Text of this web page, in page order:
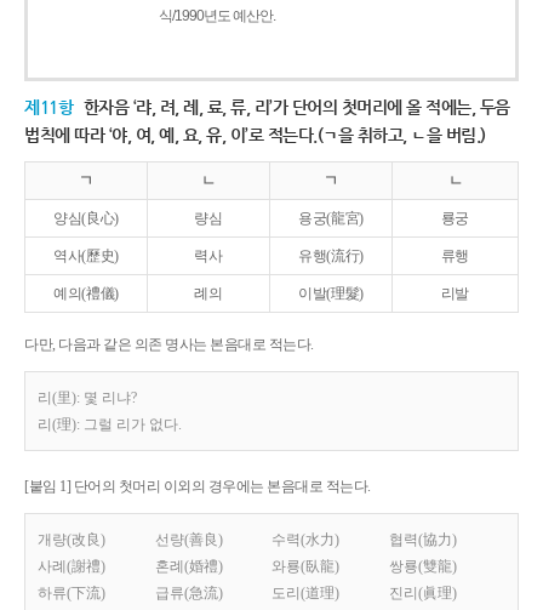
식/1990년도 예산안.
제11항 한자음 ‘랴, 려, 례, 료, 류, 리’가 단어의 첫머리에 올 적에는, 두음
법칙에 따라 ‘야, 여, 예, 요, 유, 이’로 적는다.(ㄱ을 취하고, ㄴ을 버림.)
ㄱ ㄴ ㄱ ㄴ
양심(良心) 량심 용궁(龍宮) 룡궁
역사(歷史) 력사 유행(流行) 류행
예의(禮儀) 례의 이발(理髮) 리발
다만, 다음과 같은 의존 명사는 본음대로 적는다.
리(里): 몇 리냐?
리(理): 그럴 리가 없다.
[붙임 1] 단어의 첫머리 이외의 경우에는 본음대로 적는다.
개량(改良) 선량(善良) 수력(水力)
협력(協力)
사례(謝禮)
혼례(婚禮) 와룡(臥龍)
쌍룡(雙龍)
하류(下流)
급류(急流) 도리(道理) 진리(眞理)